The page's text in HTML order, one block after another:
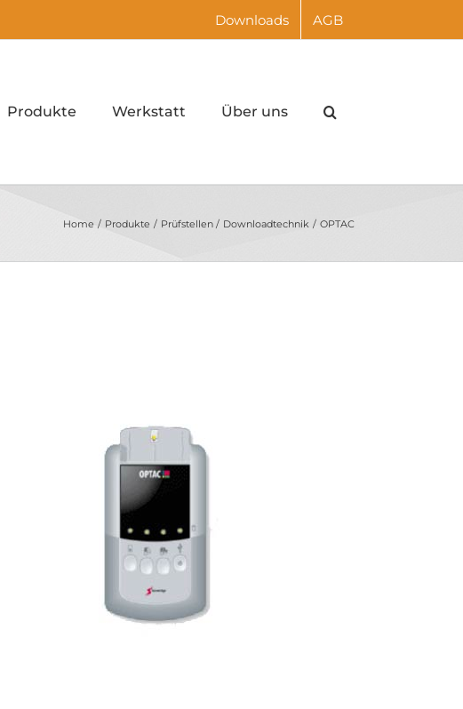
Downloads AGB
Produkte Werkstatt Über uns
Home Produkte Prüfstellen Downloadtechnik OPTAC